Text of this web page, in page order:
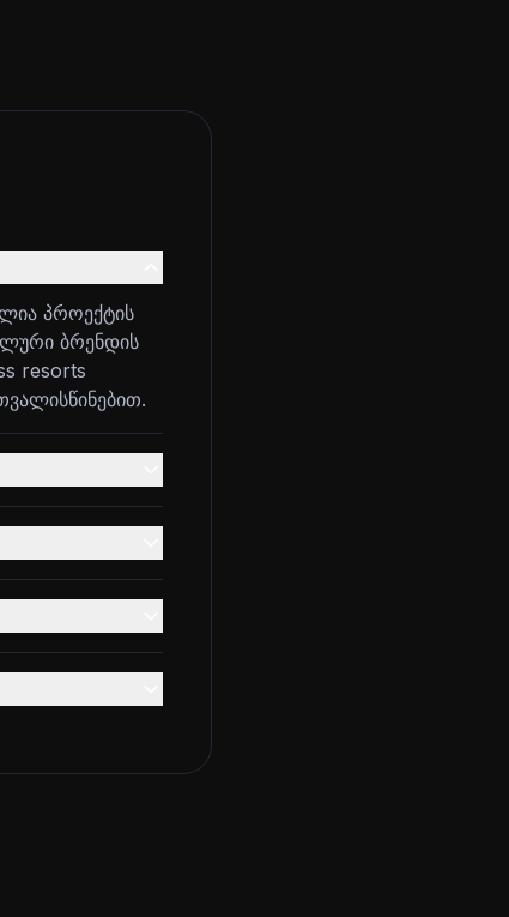
პროექტის
ბრენდის
resorts